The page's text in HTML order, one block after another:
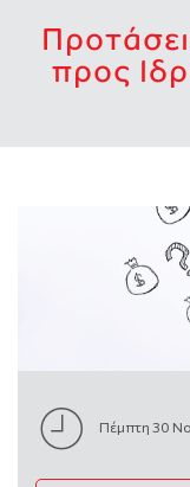
προς
Πέμπτη 30